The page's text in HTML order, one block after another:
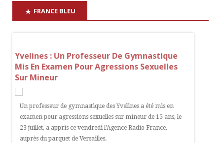
FRANCE BLEU
Yvelines : Un Professeur De Gymnastique
Mis En Examen Pour Agressions Sexuelles
Sur Mineur
Un professeur de gymnastique des Yvelines a été mis en
examen pour agressions sexuelles sur mineur de 15 ans, le
23 juillet, a appris ce vendredi l'Agence Radio France,
auprès du parquet de Versailles.